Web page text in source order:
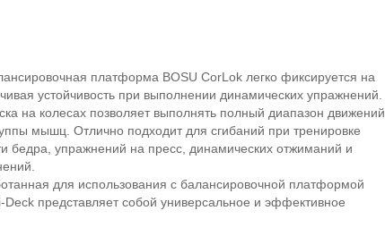
платформа BOSU CorLok легко фиксируется на
устойчивость при выполнении динамических упражнений.
на колесах позволяет выполнять полный диапазон движений,
мышц. Отлично подходит для сгибаний при тренировке
бедра, упражнений на пресс, динамических отжиманий и
для использования с балансировочной платформой
представляет собой универсальное и эффективное